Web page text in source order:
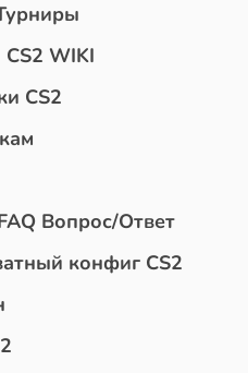
CS2 WIKI
CS2
Вопрос/Ответ
конфиг CS2